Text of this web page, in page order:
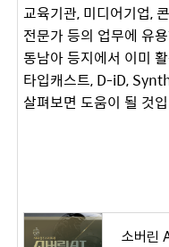
교육기관, 미디어기업,
전문가 등의 업무에 유
동남아 등지에서 이미
타입캐스트, D-iD,
살펴보면 도움이 될 것